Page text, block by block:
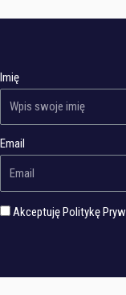
Imię
Email
Akceptuję Politykę